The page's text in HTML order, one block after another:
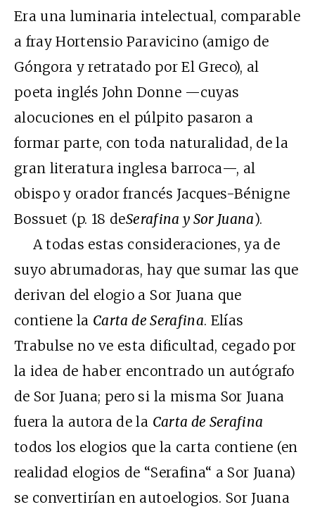
Era una luminaria intelectual, comparable
a fray Hortensio Paravicino (amigo de
Góngora y retratado por El Greco), al
poeta inglés John Donne —cuyas
alocuciones en el púlpito pasaron a
formar parte, con toda naturalidad, de la
gran literatura inglesa barroca—, al
obispo y orador francés Jacques-Bénigne
Bossuet (p. 18 deSerafina y Sor Juana).
A todas estas consideraciones, ya de
suyo abrumadoras, hay que sumar las que
derivan del elogio a Sor Juana que
contiene la Carta de Serafina. Elías
Trabulse no ve esta dificultad, cegado por
la idea de haber encontrado un autógrafo
de Sor Juana; pero si la misma Sor Juana
fuera la autora de la Carta de Serafina
todos los elogios que la carta contiene (en
realidad elogios de “Serafina“ a Sor Juana)
se convertirían en autoelogios. Sor Juana